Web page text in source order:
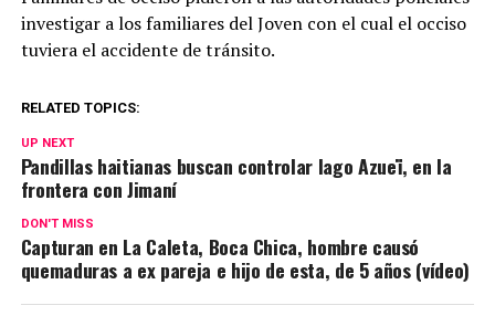
investigar a los familiares del Joven con el cual el occiso
tuviera el accidente de tránsito.
RELATED TOPICS:
UP NEXT
Pandillas haitianas buscan controlar lago Azueï, en la
frontera con Jimaní
DON'T MISS
Capturan en La Caleta, Boca Chica, hombre causó
quemaduras a ex pareja e hijo de esta, de 5 años (vídeo)